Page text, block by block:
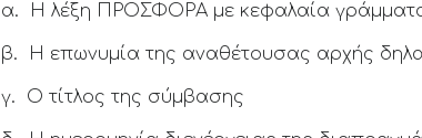
α. Η λέξη ΠΡΟΣΦΟΡΑ με κεφαλαία
β. Η επωνυμία της αναθέτουσας αρχής
γ. Ο τίτλος της σύμβασης